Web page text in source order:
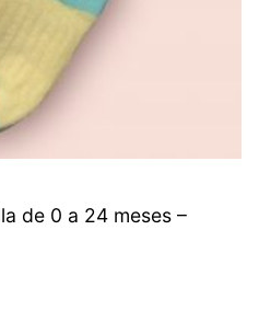
de 0 a 24 meses –